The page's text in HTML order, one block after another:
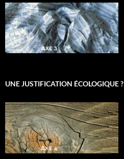
UNE JUSTIFICATION ÉCOLOGIQUE ?